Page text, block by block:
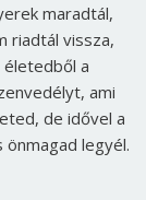
maradtál,
riadtál vissza,
életedből a
ami
de idővel a
legyél.